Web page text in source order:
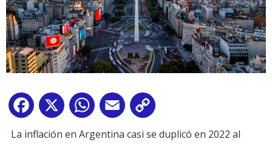
Facebook
X WhatsApp
Email
Link
La inflación en Argentina casi se duplicó en 2022 al